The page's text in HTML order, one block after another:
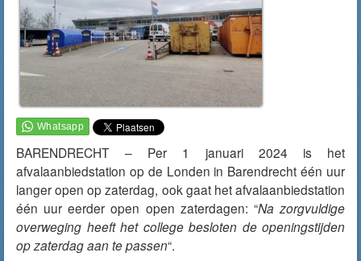
BARENDRECHT – Per 1 januari 2024 is het
afvalaanbiedstation op de Londen in Barendrecht één uur
langer open op zaterdag, ook gaat het afvalaanbiedstation
één uur eerder open open zaterdagen: “Na zorgvuldige
overweging heeft het college besloten de openingstijden
op zaterdag aan te passen“.